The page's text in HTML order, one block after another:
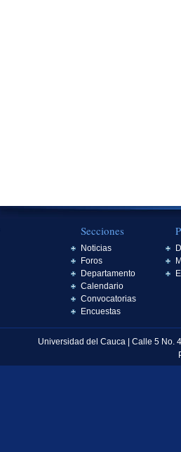
Secciones
Noticias
Foros
Departamento
Calendario
Convocatorias
Encuestas
Universidad del Cauca | Calle 5 No.